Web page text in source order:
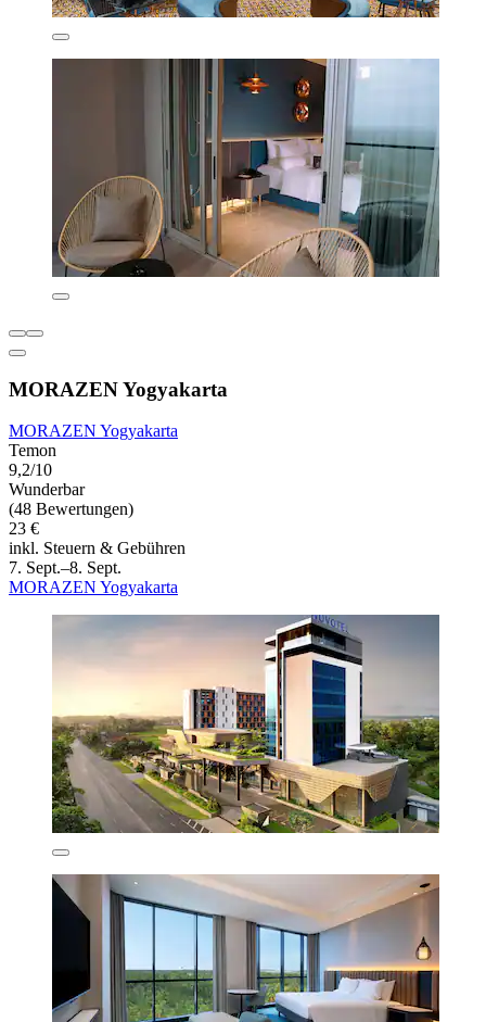
MORAZEN Yogyakarta
MORAZEN Yogyakarta
Temon
9,2/10
Wunderbar
(48 Bewertungen)
23 €
inkl. Steuern & Gebühren
7. Sept.–8. Sept.
MORAZEN Yogyakarta